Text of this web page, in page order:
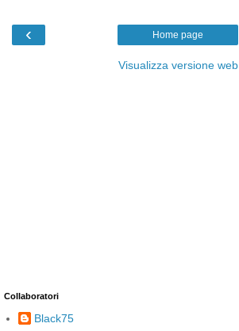
‹ Home page
Visualizza versione web
Collaboratori
Black75